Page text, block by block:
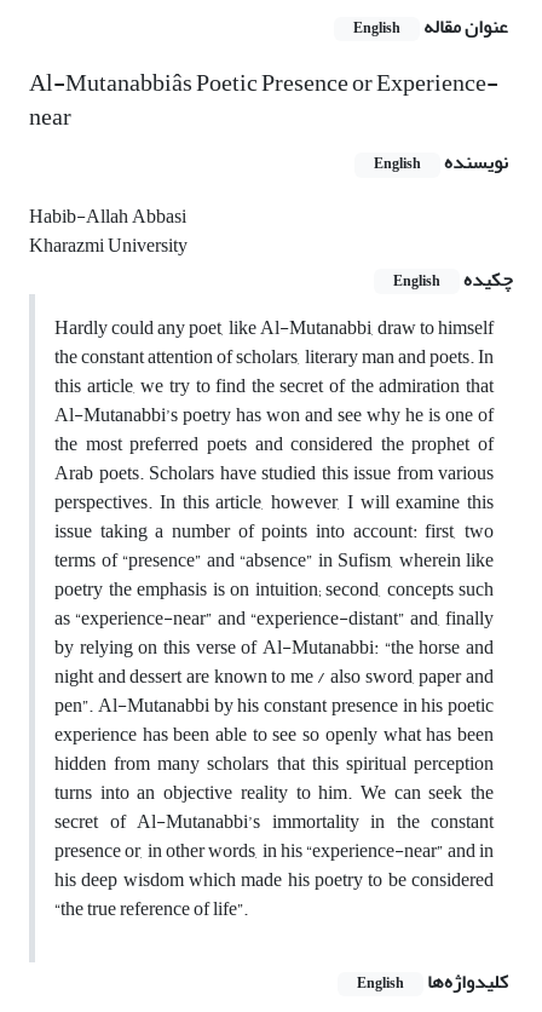
عنوان مقاله English
Al-Mutanabbiâs Poetic Presence or Experience-
near
نویسنده English
Habib-Allah Abbasi
Kharazmi University
چکیده
English
Hardly could any poet, like Al-Mutanabbi, draw to himself
the constant attention of scholars, literary man and poets. In
this article, we try to find the secret of the admiration that
Al-Mutanabbi’s poetry has won and see why he is one of
the most preferred poets and considered the prophet of
Arab poets. Scholars have studied this issue from various
perspectives. In this article, however, I will examine this
issue taking a number of points into account: first, two
terms of “presence” and “absence” in Sufism, wherein like
poetry the emphasis is on intuition; second, concepts such
as “experience-near” and “experience-distant” and, finally
by relying on this verse of Al-Mutanabbi: “the horse and
night and dessert are known to me / also sword, paper and
pen”. Al-Mutanabbi by his constant presence in his poetic
experience has been able to see so openly what has been
hidden from many scholars that this spiritual perception
turns into an objective reality to him. We can seek the
secret of Al-Mutanabbi’s immortality in the constant
presence or, in other words, in his “experience-near” and in
his deep wisdom which made his poetry to be considered
“the true reference of life”.
کلیدواژه‌ها
English